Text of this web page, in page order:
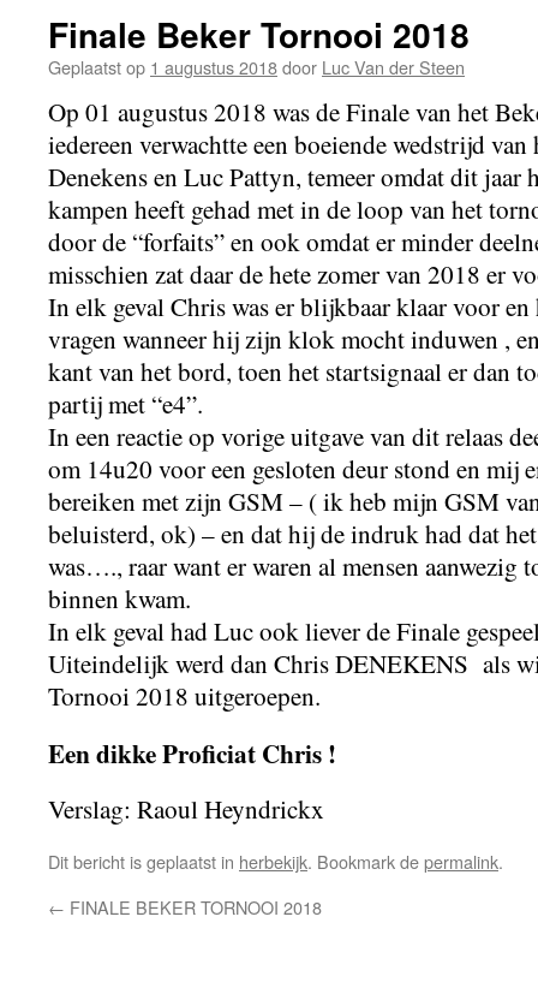
Finale Beker Tornooi 2018
Geplaatst op 1 augustus 2018door Luc Van der Steen
Op 01 augustus 2018 was de Finale van het
iedereen verwachtte een boeiende wedstrijd
Denekens en Luc Pattyn, temeer omdat dit jaar
kampen heeft gehad met in de loop van het
door de “forfaits” en ook omdat er minder
misschien zat daar de hete zomer van 2018 er
In elk geval Chris was er blijkbaar klaar voor en
vragen wanneer hij zijn klok mocht induwen ,
kant van het bord, toen het startsignaal er dan
partij met “e4”.
In een reactie op vorige uitgave van dit relaas
om 14u20 voor een gesloten deur stond en mij
bereiken met zijn GSM – ( ik heb mijn GSM
beluisterd, ok) – en dat hij de indruk had dat
was…., raar want er waren al mensen aanwezig
binnen kwam.
In elk geval had Luc ook liever de Finale
Uiteindelijk werd dan Chris DENEKENS als
Tornooi 2018 uitgeroepen.
Een dikke Proficiat Chris !
Verslag: Raoul Heyndrickx
Dit bericht is geplaatst in herbekijk. Bookmark depermalink.
← FINALE BEKER TORNOOI 2018